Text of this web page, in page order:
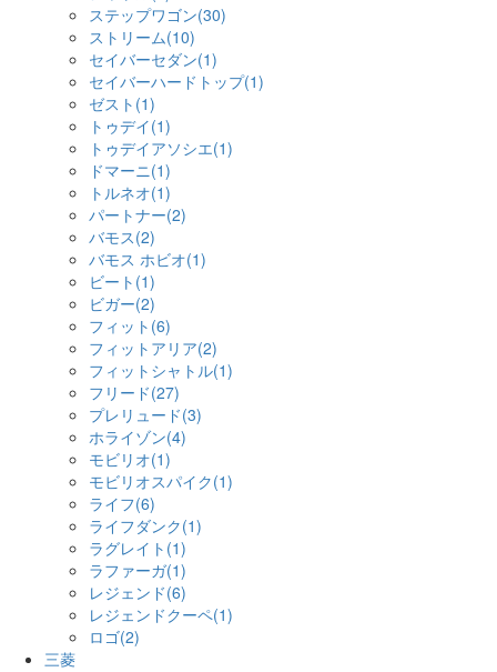
ステップワゴン(30)
ストリーム(10)
セイバーセダン(1)
セイバーハードトップ(1)
ゼスト(1)
トゥデイ(1)
トゥデイアソシエ(1)
ドマーニ(1)
トルネオ(1)
パートナー(2)
バモス(2)
バモス ホビオ(1)
ビート(1)
ビガー(2)
フィット(6)
フィットアリア(2)
フィットシャトル(1)
フリード(27)
プレリュード(3)
ホライゾン(4)
モビリオ(1)
モビリオスパイク(1)
ライフ(6)
ライフダンク(1)
ラグレイト(1)
ラファーガ(1)
レジェンド(6)
レジェンドクーペ(1)
ロゴ(2)
三菱